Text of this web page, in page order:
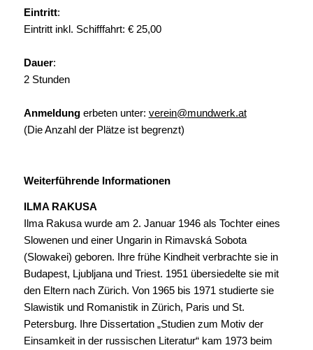
Eintritt:
Eintritt inkl. Schifffahrt: € 25,00
Dauer:
2 Stunden
Anmeldung erbeten unter: verein@mundwerk.at
(Die Anzahl der Plätze ist begrenzt)
Weiterführende Informationen
ILMA RAKUSA
Ilma Rakusa wurde am 2. Januar 1946 als Tochter eines
Slowenen und einer Ungarin in Rimavská Sobota
(Slowakei) geboren. Ihre frühe Kindheit verbrachte sie in
Budapest, Ljubljana und Triest. 1951 übersiedelte sie mit
den Eltern nach Zürich. Von 1965 bis 1971 studierte sie
Slawistik und Romanistik in Zürich, Paris und St.
Petersburg. Ihre Dissertation „Studien zum Motiv der
Einsamkeit in der russischen Literatur“ kam 1973 beim